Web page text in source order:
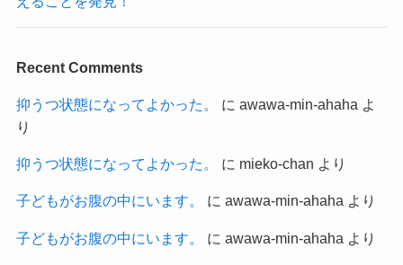
Recent Comments
抑うつ状態になってよかった。 に awawa-min-ahaha よ
り
抑うつ状態になってよかった。 に mieko-chan より
子どもがお腹の中にいます。 に awawa-min-ahaha より
子どもがお腹の中にいます。 に awawa-min-ahaha より